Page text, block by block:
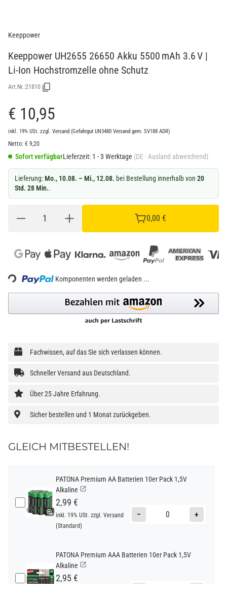
Keeppower
Keeppower UH2655 26650 Akku 5500 mAh 3.6 V |
Li-Ion Hochstromzelle ohne Schutz
Art.Nr.:21810
€ 10,95
inkl. 19% USt. zzgl. Versand (Gefahrgut UN3480 Versand gem. SV188 ADR)
Netto: € 9,20
Sofort verfügbarLieferzeit: 1 - 3 Werktage (DE - Ausland abweichend)
Lieferung:Mo., 10.08. – Mi., 12.08. bei Bestellung innerhalb von 20
Std. 28 Min..
0,00 €
Loading... Komponenten werden geladen ...
Fachwissen, auf das Sie sich verlassen können.
Schneller Versand aus Deutschland.
Über 25 Jahre Erfahrung.
Sicher bestellen und 1 Monat zurückgeben.
GLEICH MITBESTELLEN!
PATONA Premium AA Batterien 10er Pack 1,5V
Alkaline
2,99 €
inkl. 19% USt. zzgl. Versand
(Standard)
− +
PATONA Premium AAA Batterien 10er Pack 1,5V
Alkaline
2,95 €